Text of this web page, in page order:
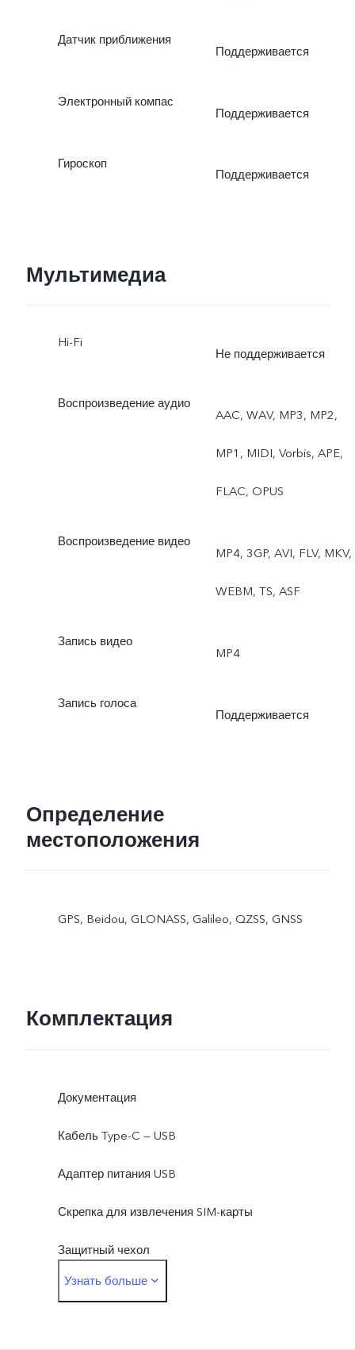
Датчик приближения
Поддерживается
Электронный компас
Поддерживается
Гироскоп
Поддерживается
Мультимедиа
Hi-Fi
Не поддерживается
Воспроизведение аудио
AAC, WAV, MP3, MP2,
MP1, MIDI, Vorbis, APE,
FLAC, OPUS
Воспроизведение видео
MP4, 3GP, AVI, FLV, MKV,
WEBM, TS, ASF
Запись видео
MP4
Запись голоса
Поддерживается
Определение
местоположения
GPS, Beidou, GLONASS, Galileo, QZSS, GNSS
Комплектация
Документация
Кабель Type-C — USB
Адаптер питания USB
Скрепка для извлечения SIM-карты
Защитный чехол
Защитная пленка (нанесена)
Узнать больше